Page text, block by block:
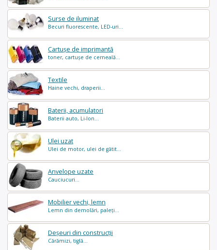
Surse de iluminat
Becuri fluorescente, LED-uri...
Cartușe de imprimantă
toner, cartușe de cerneală...
Textile
Haine vechi, draperii...
Baterii, acumulatori
Baterii auto, Li-Ion...
Ulei uzat
Ulei de motor, ulei de gătit...
Anvelope uzate
Cauciucuri...
Mobilier vechi, lemn
Lemn din demolări, paleți...
Deșeuri din construcții
Cărămizi, tiglă...